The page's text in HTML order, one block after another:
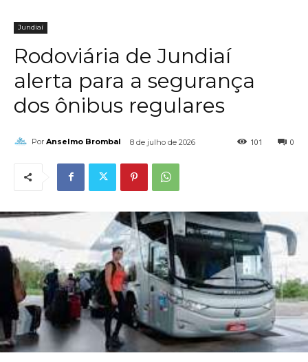
Jundiaí
Rodoviária de Jundiaí
alerta para a segurança
dos ônibus regulares
Por Anselmo Brombal 8 de julho de 2026 0
101